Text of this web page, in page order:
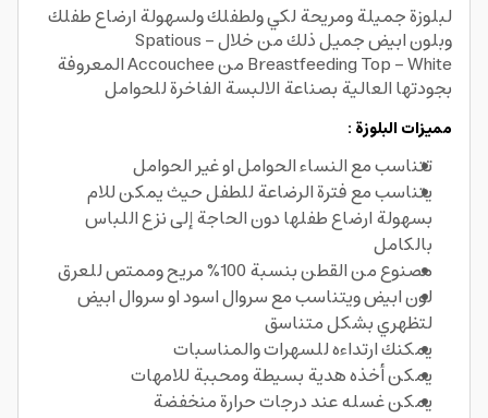
لبلوزة جميلة ومريحة لكي ولطفلك ولسهولة ارضاع طفلك
وبلون ابيض جميل ذلك من خلال - Spatious
Breastfeeding Top - White من Accouchee المعروفة
بجودتها العالية بصناعة الالبسة الفاخرة للحوامل
مميزات البلوزة :
تتناسب مع النساء الحوامل او غير الحوامل
يتناسب مع فترة الرضاعة للطفل حيث يمكن للام
بسهولة ارضاع طفلها دون الحاجة إلى نزع اللباس
بالكامل
مصنوع من القطن بنسبة 100% مريح وممتص للعرق
لون ابيض ويتناسب مع سروال اسود او سروال ابيض
لتظهري بشكل متناسق
يمكنك ارتداءه للسهرات والمناسبات
يمكن أخذه هدية بسيطة ومحببة للامهات
يمكن غسله عند درجات حرارة منخفضة